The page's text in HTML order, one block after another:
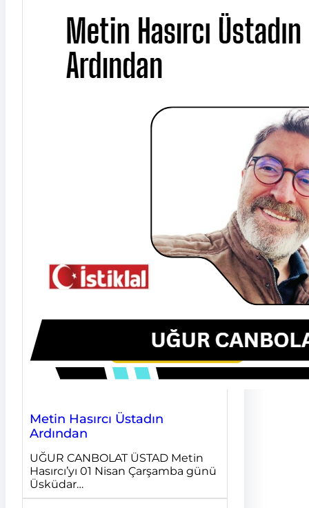
Metin Hasırcı Üstadın
Ardından
UĞUR CANBOLAT ÜSTAD Metin
Hasırcı’yı 01 Nisan Çarşamba günü
Üsküdar…